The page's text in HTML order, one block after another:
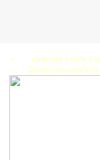
« -
Jadmire votre
- Quand pourrais-je